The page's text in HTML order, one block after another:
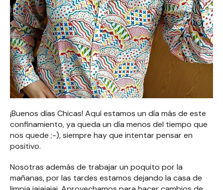
¡Buenos días Chicas! Aquí estamos un día más de este
confinamiento, ya queda un día menos del tiempo que
nos quede ;-), siempre hay que intentar pensar en
positivo.
Nosotras además de trabajar un poquito por la
mañanas, por las tardes estamos dejando la casa de